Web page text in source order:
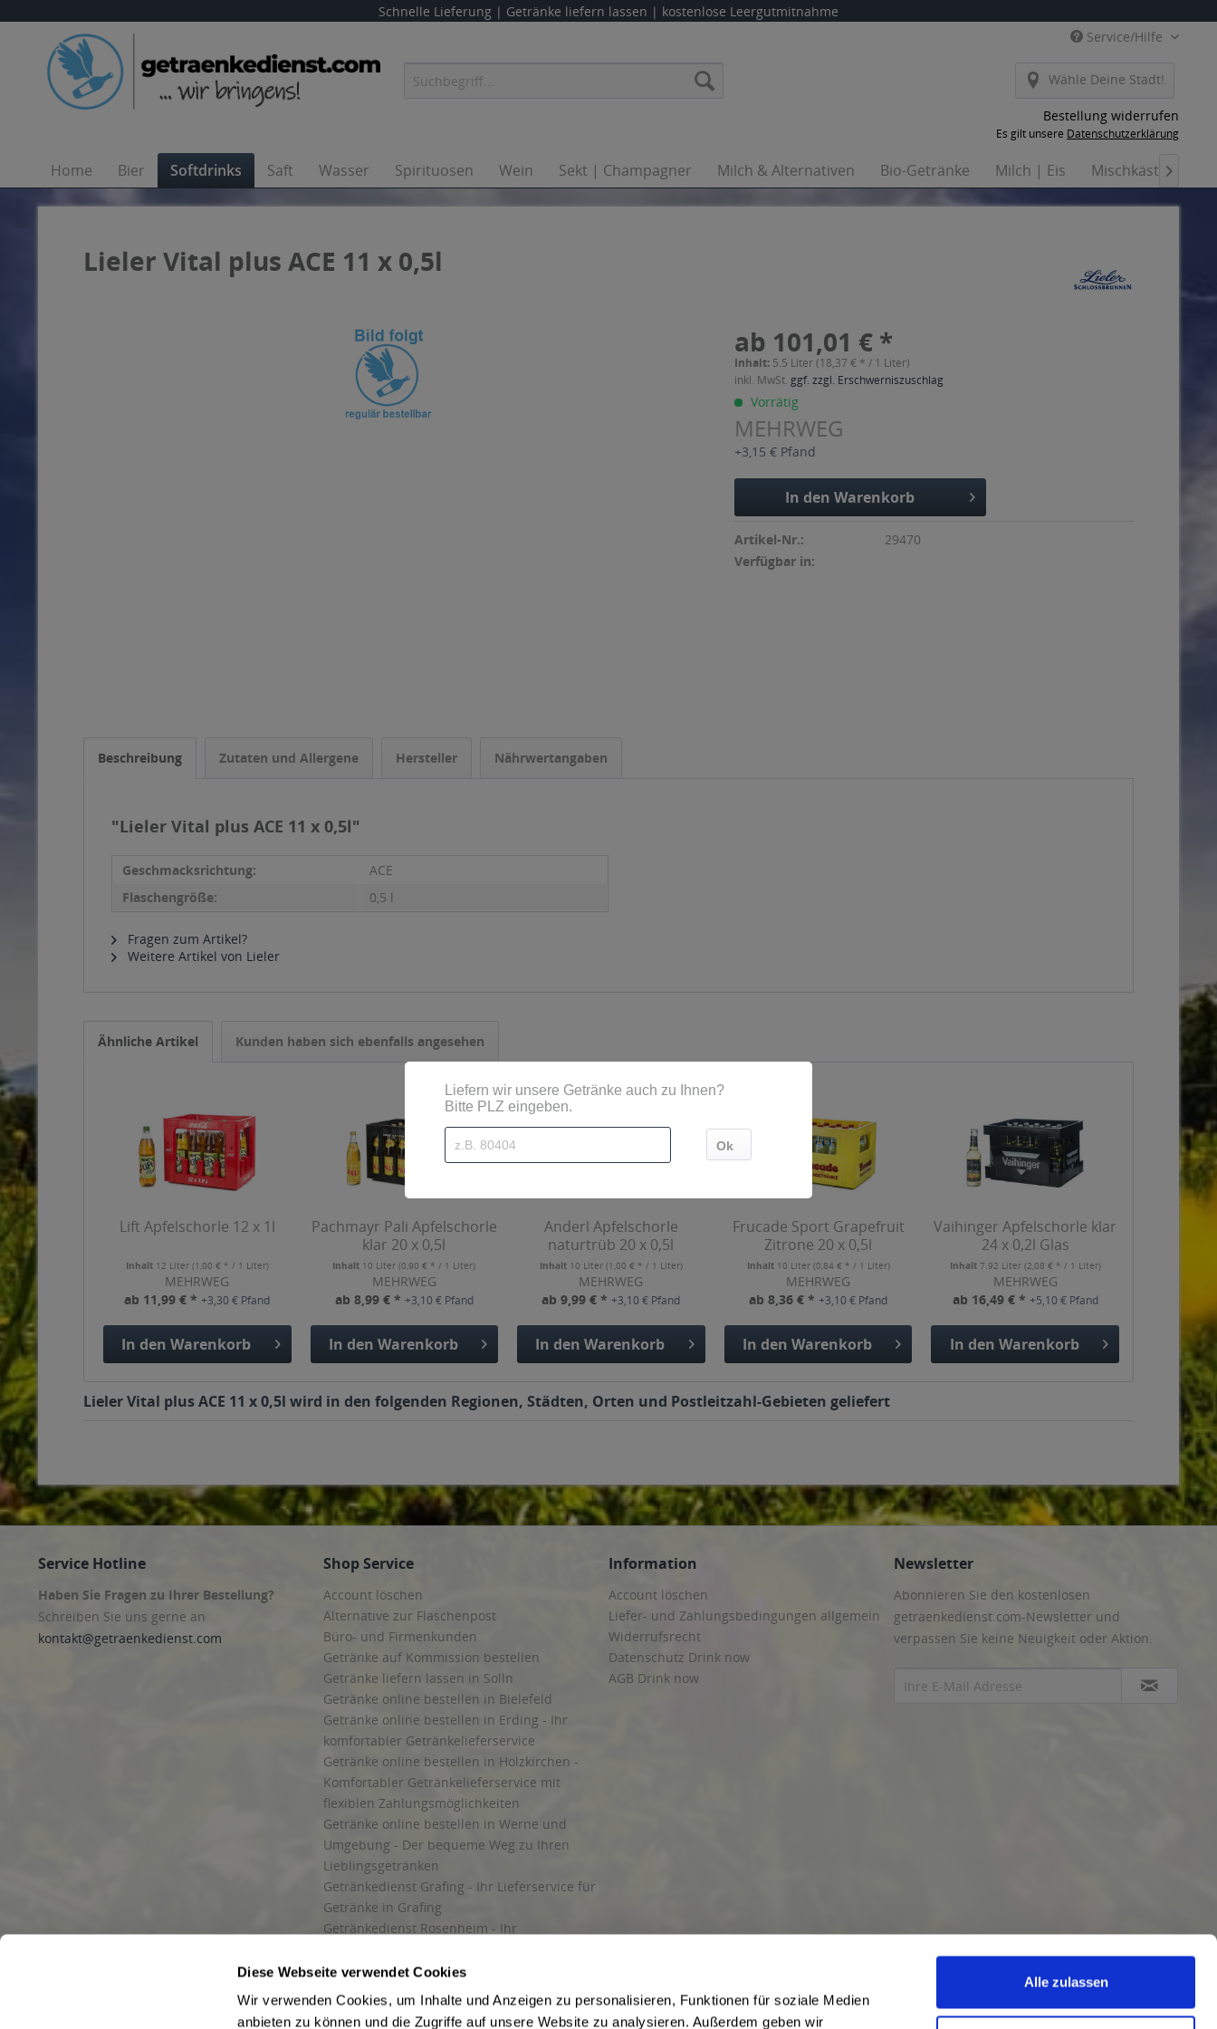
Diese Webseite verwendet Cookies
Wir verwenden Cookies, um Inhalte und Anzeigen zu personalisieren, Funktionen für soziale Medien
anbieten zu können und die Zugriffe auf unsere Website zu analysieren. Außerdem geben wir
Alle zulassen
Schnelle Lieferung | Getränke liefern lassen | kostenlose Leergutmitnahme
Service/Hilfe
Wähle Deine Stadt!
Bestellung widerrufen
Es gilt unsere Datenschutzerklärung
Home Bier Softdrinks Saft Wasser Spirituosen Wein Sekt | Champagner Milch & Alternativen Bio-Getränke Milch | Eis Mischkästen

Lieler Vital plus ACE 11 x 0,5l
ab 101,01 € *
Inhalt: 5.5 Liter (18,37 € * / 1 Liter)
inkl. MwSt. ggf. zzgl. Erschwerniszuschlag
Vorrätig
MEHRWEG
+3,15 € Pfand
In den Warenkorb
Artikel-Nr.:
29470
Verfügbar in:
Beschreibung Zutaten und Allergene Hersteller Nährwertangaben
"Lieler Vital plus ACE 11 x 0,5l"
Geschmacksrichtung:
ACE
Flaschengröße:
0,5 l
Fragen zum Artikel?
Weitere Artikel von Lieler
Ähnliche Artikel Kunden haben sich ebenfalls angesehen
Lift Apfelschorle 12 x 1l
Inhalt 12 Liter (1,00 € * / 1 Liter)
MEHRWEG
ab 11,99 € *+3,30 € Pfand
In den Warenkorb
Pachmayr Pali Apfelschorle
klar 20 x 0,5l
Inhalt 10 Liter(0,90 € * / 1 Liter)
MEHRWEG
ab 8,99 € * +3,10 € Pfand
In den Warenkorb
Anderl Apfelschorle
naturtrüb 20 x 0,5l
Inhalt 10 Liter (1,00 € * / 1 Liter)
MEHRWEG
ab 9,99 € *+3,10 € Pfand
In den Warenkorb
Frucade Sport Grapefruit
Zitrone 20 x 0,5l
Inhalt 10 Liter (0,84 € * / 1 Liter)
MEHRWEG
ab 8,36 € *+3,10 € Pfand
In den Warenkorb
Vaihinger Apfelschorle klar
24 x 0,2l Glas
Inhalt 7.92 Liter (2,08 € * / 1 Liter)
MEHRWEG
ab 16,49 € * +5,10 € Pfand
In den Warenkorb
Lieler Vital plus ACE 11 x 0,5l wird in den folgenden Regionen, Städten, Orten und Postleitzahl-Gebieten geliefert
Service Hotline
Haben Sie Fragen zu Ihrer Bestellung?
Schreiben Sie uns gerne an
kontakt@getraenkedienst.com
Shop Service
Account löschen
Alternative zur Flaschenpost
Büro- und Firmenkunden
Getränke auf Kommission bestellen
Getränke liefern lassen in Solln
Getränke online bestellen in Bielefeld
Getränke online bestellen in Erding - Ihr
komfortabler Getränkelieferservice
Getränke online bestellen in Holzkirchen -
Komfortabler Getränkelieferservice mit
flexiblen Zahlungsmöglichkeiten
Getränke online bestellen in Werne und
Umgebung - Der bequeme Weg zu Ihren
Lieblingsgetränken
Getränkedienst Grafing - Ihr Lieferservice für
Getränke in Grafing
Getränkedienst Rosenheim - Ihr
und Umgebung
Liefergebiet
Information
Account löschen
Liefer- und Zahlungsbedingungen allgemein
Widerrufsrecht
Datenschutz Drink now
AGB Drink now
Newsletter
Abonnieren Sie den kostenlosen
getraenkedienst.com-Newsletter und
verpassen Sie keine Neuigkeit oder Aktion.